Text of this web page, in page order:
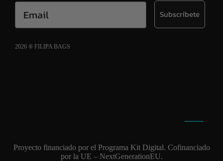
Email Subscríbete
2026 ® FILIPA BAGS
Proyecto financiado por el Programa Kit Digital. Cofinanciado
por la UE – NextGenerationEU.